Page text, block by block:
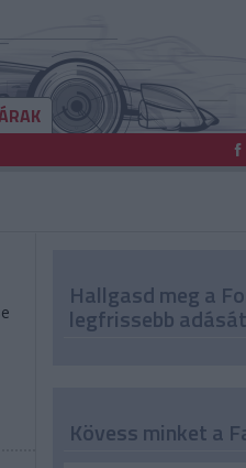
Hallgasd meg a
legfrissebb
Kövess minket a